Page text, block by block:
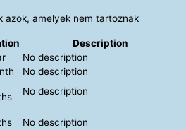
azok, amelyek nem tartoznak
Description
No description
No description
No description
No description